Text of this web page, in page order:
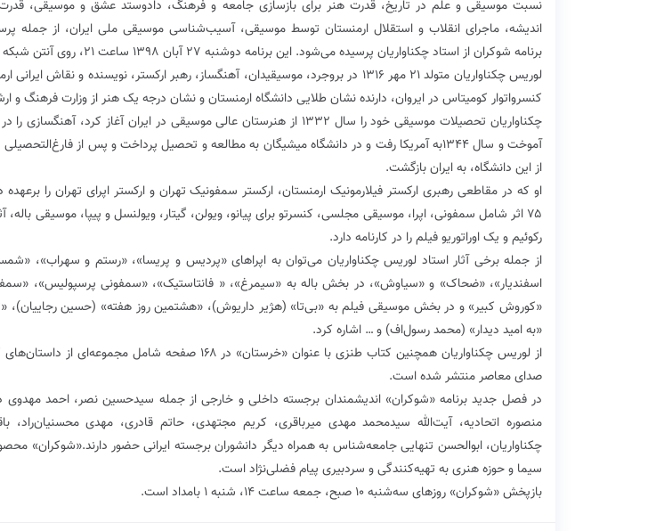
نسبت موسیقی و علم در تاریخ، قدرت هنر برای بازسازی جامعه و فرهنگ، دادوستد عشق و موسیقی، قدرت
اندیشه، ماجرای انقلاب و استقلال ارمنستان توسط موسیقی، آسیب‌شناسی موسیقی ملی ایران، از
برنامه شوکران از استاد چکناواریان پرسیده می‌شود. این برنامه دوشنبه ۲۷ آبان ۱۳۹۸ ساعت ۲۱، روی آنتن شبکه چهار سیما می‌رود.
لوریس چکناواریان متولد ٢١ مهر ۱۳۱۶ در بروجرد، موسیقیدان، آهنگساز، رهبر ارکستر، نویسنده و نقاش
کنسرواتوار کومیتاس در ایروان، دارنده نشان طلایی دانشگاه ارمنستان و نشان درجه یک هنر از وزارت فرهنگ و
چکناواریان تحصیلات موسیقی خود را سال ۱۳۳۲ از هنرستان عالی موسیقی در ایران آغاز کرد،
آموخت و سال ۱۳۴۴به آمریکا رفت و در دانشگاه میشیگان به مطالعه و تحصیل پرداخت و پس از
از این دانشگاه، به ایران بازگشت.
او که در مقاطعی رهبری ارکستر فیلارمونیک ارمنستان، ارکستر سمفونیک تهران و ارکستر اپرای تهران را
۷۵ اثر شامل سمفونی، اپرا، موسیقی مجلسی، کنسرتو برای پیانو، ویولن، گیتار، ویولنسل و پیپا، موسیقی باله،
رکوئیم و یک اوراتوریو فیلم را در کارنامه دارد.
از جمله برخی آثار استاد لوریس چکناواریان می‌توان به اپراهای «پردیس و پریسا»، «رستم و سهراب»،
اسفندیار»، «ضحاک» و «سیاوش»، در بخش باله به «سیمرغ»، « فانتاستیک»، «سمفونی پرسپولیس»،
«کوروش کبیر» و در بخش موسیقی فیلم به «بی‌تا» (هژیر داریوش)، «هشتمین روز هفته» (حسین رجاییان)،
«به امید دیدار» (محمد رسول‌اف) و … اشاره کرد.
از لوریس چکناواریان همچنین کتاب طنزی با عنوان «خرستان» در ۱۶۸ صفحه
صدای معاصر منتشر شده است.
در فصل جدید برنامه «شوکران» اندیشمندان برجسته داخلی و خارجی از جمله سیدحسین نصر، احمد مهدوی
منصوره اتحادیه، آیت‌الله سیدمحمد مهدی میرباقری، کریم مجتهدی، حاتم قادری، مهدی محسنیان‌راد،
چکناواریان، ابوالحسن تنهایی جامعه‌شناس به همراه دیگر دانشوران برجسته ایرانی حضور دارند.«شوکران»
سیما و حوزه هنری به تهیه‌کنندگی و سردبیری پیام فضلی‌نژاد است.
بازپخش «شوکران» روزهای سه‌شنبه ۱۰ صبح، جمعه ساعت ۱۴، شنبه ۱ بامداد است.